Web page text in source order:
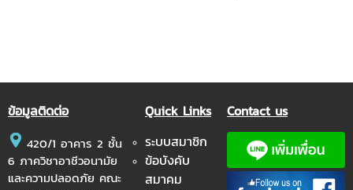
ข้อมูลติดต่อ
420/1 อาคาร 2 ชั้น
6 ภาควิชาอาชีวอนามัย
และความปลอดภัย คณะ
Quick Links
ระบบสมาชิก
ข้อบังคับ
สมาคม
Contact us